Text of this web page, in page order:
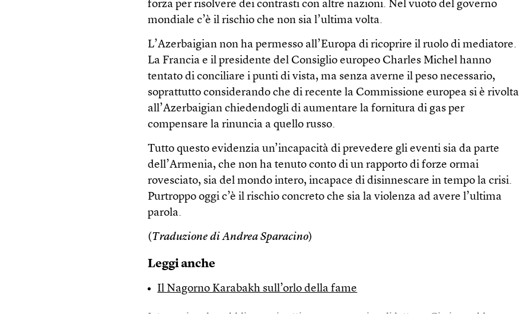
forza per risolvere dei contrasti con altre nazioni. Nel vuoto del governo
mondiale c’è il rischio che non sia l’ultima volta.
L’Azerbaigian non ha permesso all’Europa di ricoprire il ruolo di mediatore.
La Francia e il presidente del Consiglio europeo Charles Michel hanno
tentato di conciliare i punti di vista, ma senza averne il peso necessario,
soprattutto considerando che di recente la Commissione europea si è rivolta
all’Azerbaigian chiedendogli di aumentare la fornitura di gas per
compensare la rinuncia a quello russo.
Tutto questo evidenzia un’incapacità di prevedere gli eventi sia da parte
dell’Armenia, che non ha tenuto conto di un rapporto di forze ormai
rovesciato, sia del mondo intero, incapace di disinnescare in tempo la crisi.
Purtroppo oggi c’è il rischio concreto che sia la violenza ad avere l’ultima
parola.
(Traduzione di Andrea Sparacino)
Leggi anche
Il Nagorno Karabakh sull’orlo della fame